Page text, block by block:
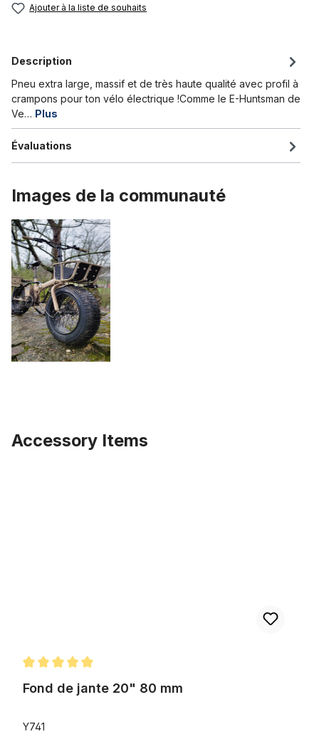
Ajouter à la liste de souhaits
Description
Pneu extra large, massif et de très haute qualité avec profil à
crampons pour ton vélo électrique !Comme le E-Huntsman de
Ve… Plus
Évaluations
Images de la communauté
Accessory Items
Fond de jante 20" 80 mm
Y741